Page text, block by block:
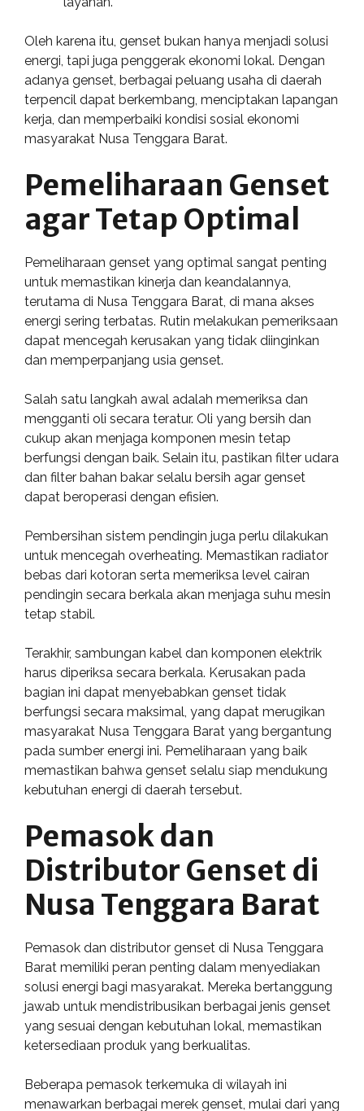
Oleh karena itu, genset bukan hanya menjadi solusi
energi, tapi juga penggerak ekonomi lokal. Dengan
adanya genset, berbagai peluang usaha di daerah
terpencil dapat berkembang, menciptakan lapangan
kerja, dan memperbaiki kondisi sosial ekonomi
masyarakat Nusa Tenggara Barat.
Pemeliharaan Genset
agar Tetap Optimal
Pemeliharaan genset yang optimal sangat penting
untuk memastikan kinerja dan keandalannya,
terutama di Nusa Tenggara Barat, di mana akses
energi sering terbatas. Rutin melakukan pemeriksaan
dapat mencegah kerusakan yang tidak diinginkan
dan memperpanjang usia genset.
Salah satu langkah awal adalah memeriksa dan
mengganti oli secara teratur. Oli yang bersih dan
cukup akan menjaga komponen mesin tetap
berfungsi dengan baik. Selain itu, pastikan filter udara
dan filter bahan bakar selalu bersih agar genset
dapat beroperasi dengan efisien.
Pembersihan sistem pendingin juga perlu dilakukan
untuk mencegah overheating. Memastikan radiator
bebas dari kotoran serta memeriksa level cairan
pendingin secara berkala akan menjaga suhu mesin
tetap stabil.
Terakhir, sambungan kabel dan komponen elektrik
harus diperiksa secara berkala. Kerusakan pada
bagian ini dapat menyebabkan genset tidak
berfungsi secara maksimal, yang dapat merugikan
masyarakat Nusa Tenggara Barat yang bergantung
pada sumber energi ini. Pemeliharaan yang baik
memastikan bahwa genset selalu siap mendukung
kebutuhan energi di daerah tersebut.
Pemasok dan
Distributor Genset di
Nusa Tenggara Barat
Pemasok dan distributor genset di Nusa Tenggara
Barat memiliki peran penting dalam menyediakan
solusi energi bagi masyarakat. Mereka bertanggung
jawab untuk mendistribusikan berbagai jenis genset
yang sesuai dengan kebutuhan lokal, memastikan
ketersediaan produk yang berkualitas.
Beberapa pemasok terkemuka di wilayah ini
menawarkan berbagai merek genset, mulai dari yang